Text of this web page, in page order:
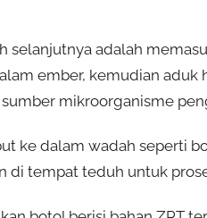
selanjutnya adalah
ember, kemudian
mikroorganisme
ke dalam wadah seperti
di tempat teduh untuk